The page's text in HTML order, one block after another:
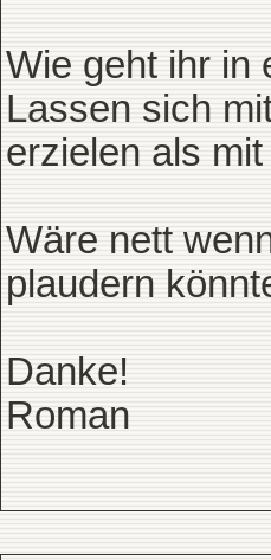
Wie geht ihr in
Lassen sich
erzielen als
Wäre nett
plaudern
Danke!
Roman